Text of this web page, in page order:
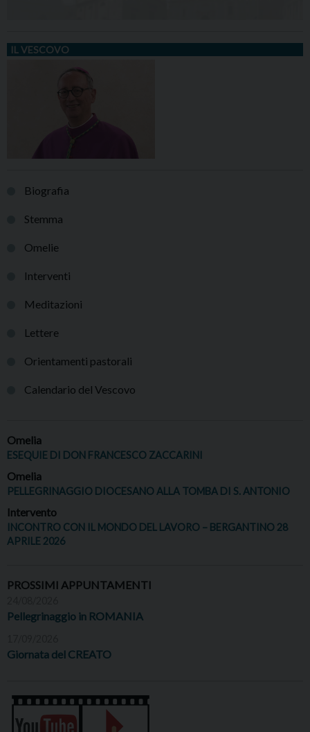
IL VESCOVO
Biografia
Stemma
Omelie
Interventi
Meditazioni
Lettere
Orientamenti pastorali
Calendario del Vescovo
Omelia
ESEQUIE DI DON FRANCESCO ZACCARINI
Omelia
PELLEGRINAGGIO DIOCESANO ALLA TOMBA DI S. ANTONIO
Intervento
INCONTRO CON IL MONDO DEL LAVORO – BERGANTINO 28
APRILE 2026
PROSSIMI APPUNTAMENTI
Pellegrinaggio in ROMANIA
Giornata del CREATO